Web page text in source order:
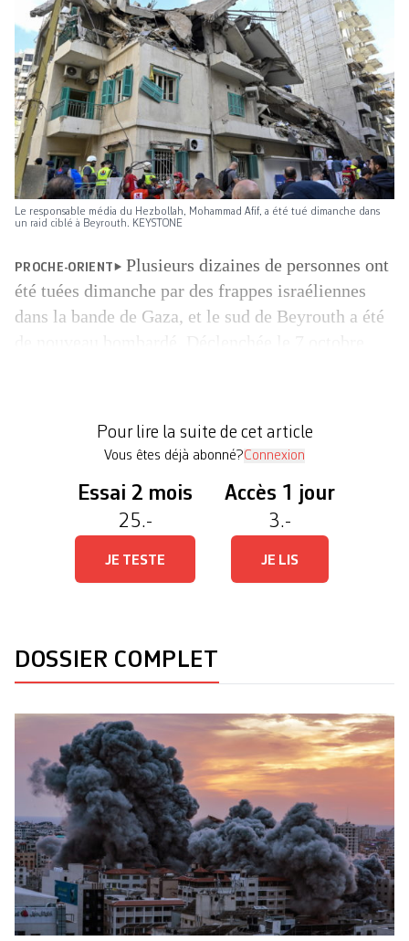
Le responsable média du Hezbollah, Mohammad Afif, a été tué dimanche dans
un raid ciblé à Beyrouth. KEYSTONE
PROCHE-ORIENT
Plusieurs dizaines de personnes ont
été tuées dimanche par des frappes israéliennes
dans la bande de Gaza, et le sud de Beyrouth a été
mène d’intenses […]
Pour lire la suite de cet article
Vous êtes déjà abonné?Connexion
Essai 2 mois
25.-
JE TESTE
Accès 1 jour
3.-
JE LIS
DOSSIER COMPLET